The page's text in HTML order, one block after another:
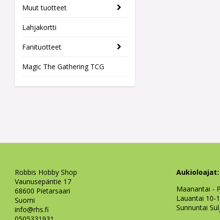
Muut tuotteet
Lahjakortti
Fanituotteet
Magic The Gathering TCG
Robbis Hobby Shop
Vaunusepäntie 17
68600 Pietarsaari
Suomi
info@rhs.fi
Aukioloajat:
Maanantai -
Lauantai 10-
Sunnuntai